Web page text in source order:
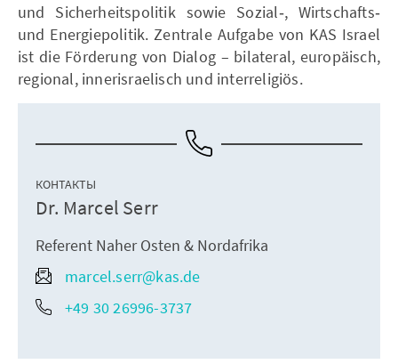
und Sicherheitspolitik sowie Sozial‑, Wirtschafts‑
und Energiepolitik. Zentrale Aufgabe von KAS Israel
ist die Förderung von Dialog – bilateral, europäisch,
regional, innerisraelisch und interreligiös.
КОНТАКТЫ
Dr. Marcel Serr
Referent Naher Osten & Nordafrika
marcel.serr@kas.de
+49 30 26996-3737